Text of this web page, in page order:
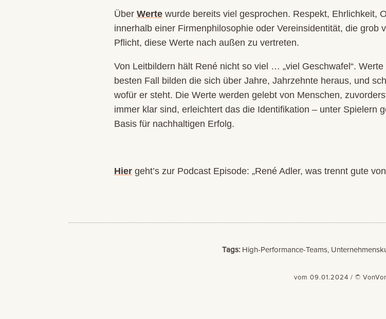
Über Werte wurde bereits viel gesprochen. Respekt, Ehrlichkeit,
innerhalb einer Firmenphilosophie oder Vereinsidentität, die grob
Pflicht, diese Werte nach außen zu vertreten.
Von Leitbildern hält René nicht so viel … „viel Geschwafel“.
besten Fall bilden die sich über Jahre, Jahrzehnte heraus, und
wofür er steht. Die Werte werden gelebt von Menschen,
immer klar sind, erleichtert das die Identifikation – unter Spielern
Basis für nachhaltigen Erfolg.
Hier geht’s zur Podcast Episode: „René Adler, was trennt gute
Tags: High-Performance-Teams,
vom 09.01.2024 / ©